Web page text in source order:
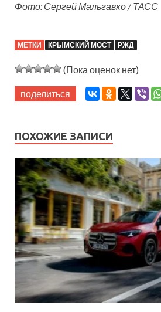
Фото: Сергей Мальгавко / ТАСС
МЕТКИ КРЫМСКИЙ МОСТ РЖД
(Пока оценок нет)
поделиться
ПОХОЖИЕ ЗАПИСИ